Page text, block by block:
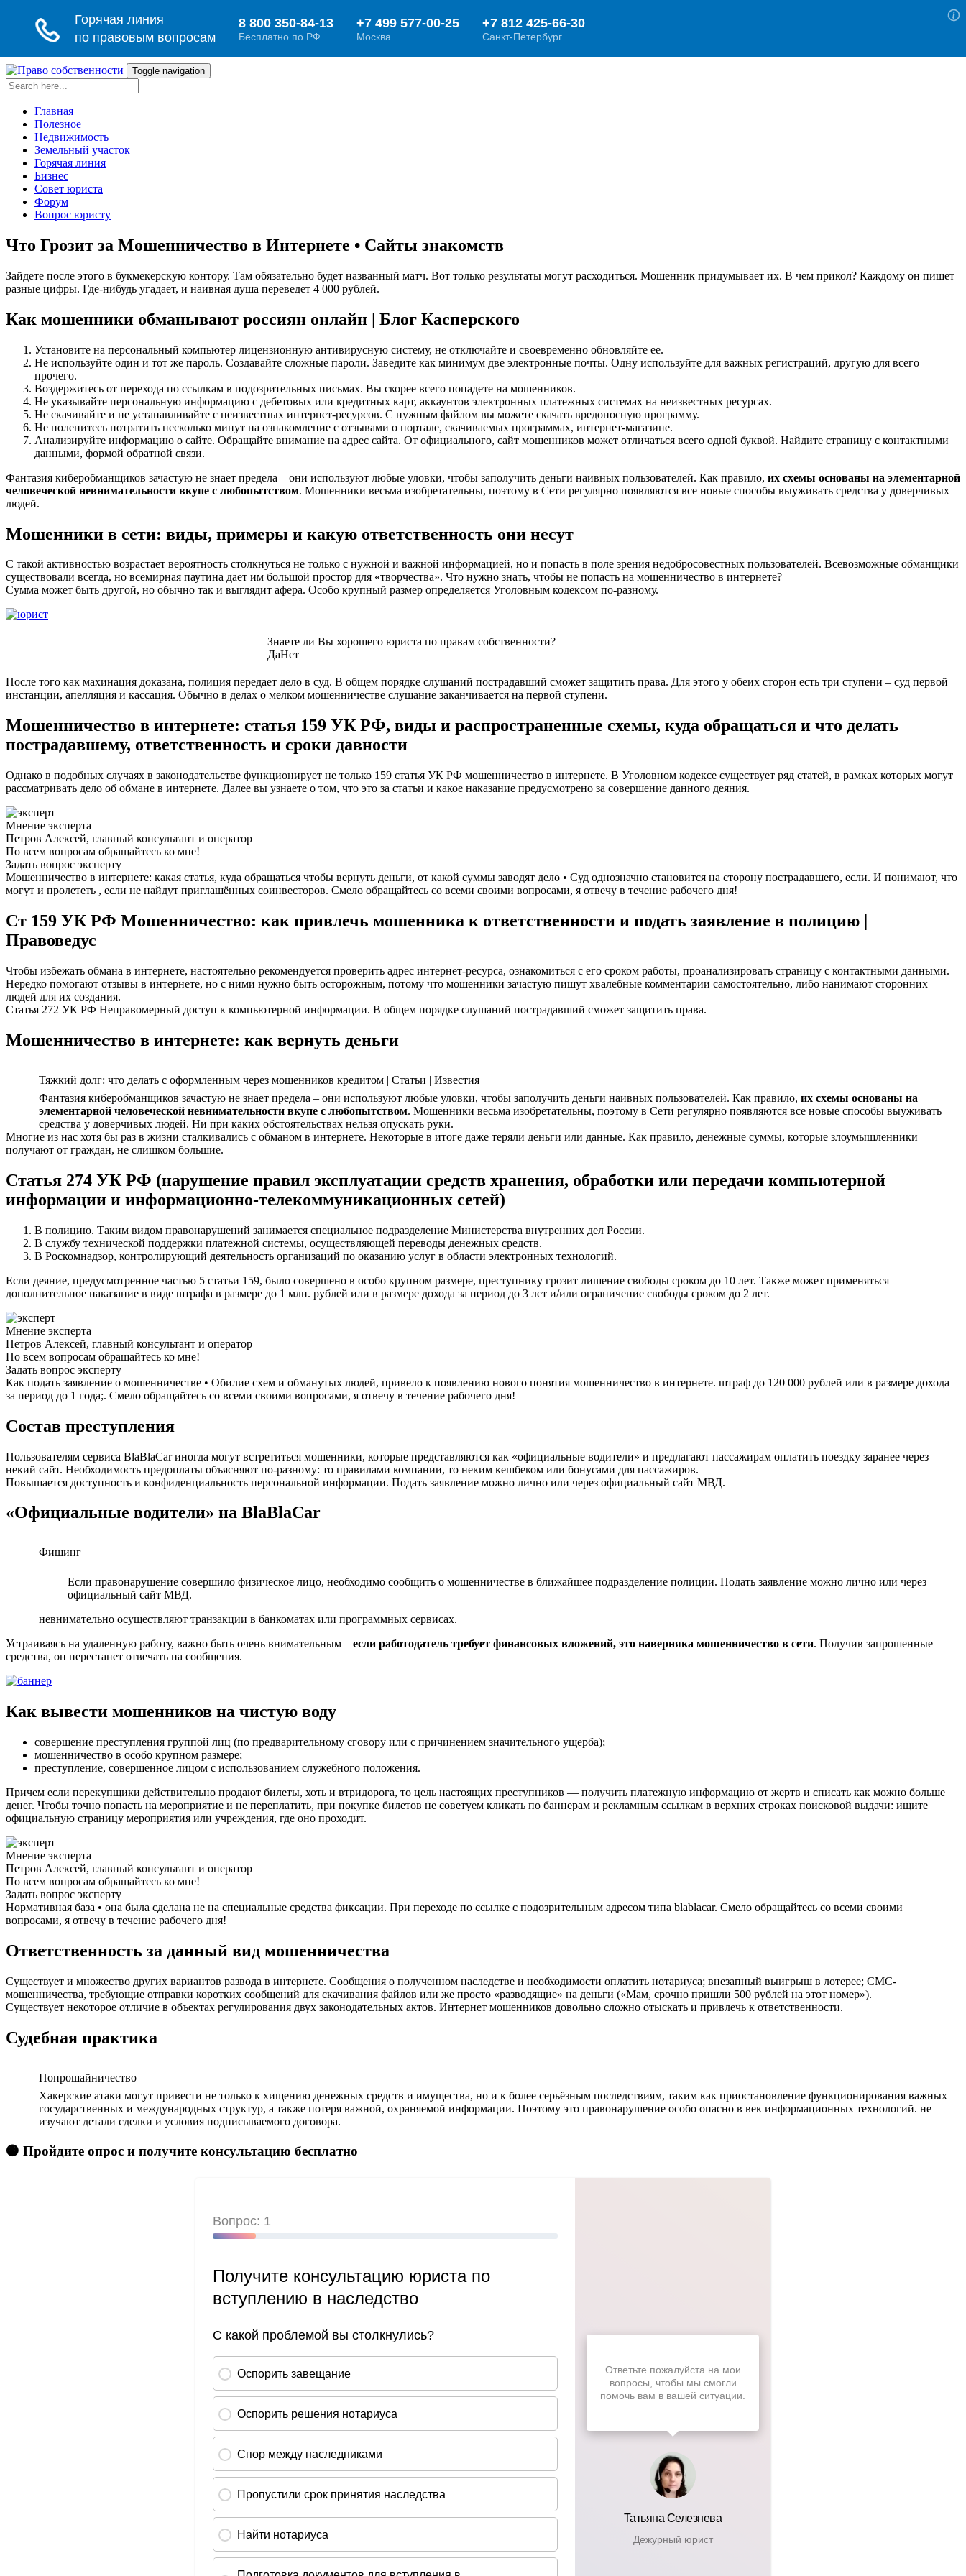
Toggle navigation
Главная
Полезное
Недвижимость
Земельный участок
Горячая линия
Бизнес
Совет юриста
Форум
Вопрос юристу
Что Грозит за Мошенничество в Интернете • Сайты знакомств
Зайдете после этого в букмекерскую контору. Там обязательно будет названный матч. Вот только результаты могут расходиться. Мошенник придумывает их. В чем прикол? Каждому он пишет
разные цифры. Где-нибудь угадает, и наивная душа переведет 4 000 рублей.
Как мошенники обманывают россиян онлайн | Блог Касперского
Установите на персональный компьютер лицензионную антивирусную систему, не отключайте и своевременно обновляйте ее.
Не используйте один и тот же пароль. Создавайте сложные пароли. Заведите как минимум две электронные почты. Одну используйте для важных регистраций, другую для всего
прочего.
Воздержитесь от перехода по ссылкам в подозрительных письмах. Вы скорее всего попадете на мошенников.
Не указывайте персональную информацию с дебетовых или кредитных карт, аккаунтов электронных платежных системах на неизвестных ресурсах.
Не скачивайте и не устанавливайте с неизвестных интернет-ресурсов. С нужным файлом вы можете скачать вредоносную программу.
Не поленитесь потратить несколько минут на ознакомление с отзывами о портале, скачиваемых программах, интернет-магазине.
Анализируйте информацию о сайте. Обращайте внимание на адрес сайта. От официального, сайт мошенников может отличаться всего одной буквой. Найдите страницу с контактными
данными, формой обратной связи.
Фантазия киберобманщиков зачастую не знает предела – они используют любые уловки, чтобы заполучить деньги наивных пользователей. Как правило, их схемы основаны на элементарной
человеческой невнимательности вкупе с любопытством. Мошенники весьма изобретательны, поэтому в Сети регулярно появляются все новые способы выуживать средства у доверчивых
людей.
Мошенники в сети: виды, примеры и какую ответственность они несут
С такой активностью возрастает вероятность столкнуться не только с нужной и важной информацией, но и попасть в поле зрения недобросовестных пользователей. Всевозможные обманщики
существовали всегда, но всемирная паутина дает им большой простор для «творчества». Что нужно знать, чтобы не попасть на мошенничество в интернете?
Сумма может быть другой, но обычно так и выглядит афера. Особо крупный размер определяется Уголовным кодексом по-разному.
Знаете ли Вы хорошего юриста по правам собственности?
ДаНет
После того как махинация доказана, полиция передает дело в суд. В общем порядке слушаний пострадавший сможет защитить права. Для этого у обеих сторон есть три ступени – суд первой
инстанции, апелляция и кассация. Обычно в делах о мелком мошенничестве слушание заканчивается на первой ступени.
Мошенничество в интернете: статья 159 УК РФ, виды и распространенные схемы, куда обращаться и что делать
пострадавшему, ответственность и сроки давности
Однако в подобных случаях в законодательстве функционирует не только 159 статья УК РФ мошенничество в интернете. В Уголовном кодексе существует ряд статей, в рамках которых могут
рассматривать дело об обмане в интернете. Далее вы узнаете о том, что это за статьи и какое наказание предусмотрено за совершение данного деяния.
Мнение эксперта
Петров Алексей, главный консультант и оператор
По всем вопросам обращайтесь ко мне!
Задать вопрос эксперту
Мошенничество в интернете: какая статья, куда обращаться чтобы вернуть деньги, от какой суммы заводят дело • Суд однозначно становится на сторону пострадавшего, если. И понимают, что
могут и пролететь , если не найдут приглашённых соинвесторов. Смело обращайтесь со всеми своими вопросами, я отвечу в течение рабочего дня!
Ст 159 УК РФ Мошенничество: как привлечь мошенника к ответственности и подать заявление в полицию |
Правоведус
Чтобы избежать обмана в интернете, настоятельно рекомендуется проверить адрес интернет-ресурса, ознакомиться с его сроком работы, проанализировать страницу с контактными данными.
Нередко помогают отзывы в интернете, но с ними нужно быть осторожным, потому что мошенники зачастую пишут хвалебные комментарии самостоятельно, либо нанимают сторонних
людей для их создания.
Статья 272 УК РФ Неправомерный доступ к компьютерной информации. В общем порядке слушаний пострадавший сможет защитить права.
Мошенничество в интернете: как вернуть деньги
Тяжкий долг: что делать с оформленным через мошенников кредитом | Статьи | Известия
Фантазия киберобманщиков зачастую не знает предела – они используют любые уловки, чтобы заполучить деньги наивных пользователей. Как правило, их схемы основаны на
элементарной человеческой невнимательности вкупе с любопытством. Мошенники весьма изобретательны, поэтому в Сети регулярно появляются все новые способы выуживать
средства у доверчивых людей. Ни при каких обстоятельствах нельзя опускать руки.
Многие из нас хотя бы раз в жизни сталкивались с обманом в интернете. Некоторые в итоге даже теряли деньги или данные. Как правило, денежные суммы, которые злоумышленники
получают от граждан, не слишком большие.
Статья 274 УК РФ (нарушение правил эксплуатации средств хранения, обработки или передачи компьютерной
информации и информационно-телекоммуникационных сетей)
В полицию. Таким видом правонарушений занимается специальное подразделение Министерства внутренних дел России.
В службу технической поддержки платежной системы, осуществляющей переводы денежных средств.
В Роскомнадзор, контролирующий деятельность организаций по оказанию услуг в области электронных технологий.
Если деяние, предусмотренное частью 5 статьи 159, было совершено в особо крупном размере, преступнику грозит лишение свободы сроком до 10 лет. Также может применяться
дополнительное наказание в виде штрафа в размере до 1 млн. рублей или в размере дохода за период до 3 лет и/или ограничение свободы сроком до 2 лет.
Мнение эксперта
Петров Алексей, главный консультант и оператор
По всем вопросам обращайтесь ко мне!
Задать вопрос эксперту
Как подать заявление о мошенничестве • Обилие схем и обманутых людей, привело к появлению нового понятия мошенничество в интернете. штраф до 120 000 рублей или в размере дохода
за период до 1 года;. Смело обращайтесь со всеми своими вопросами, я отвечу в течение рабочего дня!
Состав преступления
Пользователям сервиса BlaBlaCar иногда могут встретиться мошенники, которые представляются как «официальные водители» и предлагают пассажирам оплатить поездку заранее через
некий сайт. Необходимость предоплаты объясняют по-разному: то правилами компании, то неким кешбеком или бонусами для пассажиров.
Повышается доступность и конфиденциальность персональной информации. Подать заявление можно лично или через официальный сайт МВД.
«Официальные водители» на BlaBlaCar
Фишинг
Если правонарушение совершило физическое лицо, необходимо сообщить о мошенничестве в ближайшее подразделение полиции. Подать заявление можно лично или через
официальный сайт МВД.
невнимательно осуществляют транзакции в банкоматах или программных сервисах.
Устраиваясь на удаленную работу, важно быть очень внимательным – если работодатель требует финансовых вложений, это наверняка мошенничество в сети. Получив запрошенные
средства, он перестанет отвечать на сообщения.
Как вывести мошенников на чистую воду
совершение преступления группой лиц (по предварительному сговору или с причинением значительного ущерба);
мошенничество в особо крупном размере;
преступление, совершенное лицом с использованием служебного положения.
Причем если перекупщики действительно продают билеты, хоть и втридорога, то цель настоящих преступников — получить платежную информацию от жертв и списать как можно больше
денег. Чтобы точно попасть на мероприятие и не переплатить, при покупке билетов не советуем кликать по баннерам и рекламным ссылкам в верхних строках поисковой выдачи: ищите
официальную страницу мероприятия или учреждения, где оно проходит.
Мнение эксперта
Петров Алексей, главный консультант и оператор
По всем вопросам обращайтесь ко мне!
Задать вопрос эксперту
Нормативная база • она была сделана не на специальные средства фиксации. При переходе по ссылке с подозрительным адресом типа blablacar. Смело обращайтесь со всеми своими
вопросами, я отвечу в течение рабочего дня!
Ответственность за данный вид мошенничества
Существует и множество других вариантов развода в интернете. Сообщения о полученном наследстве и необходимости оплатить нотариуса; внезапный выигрыш в лотерее; СМС-
мошенничества, требующие отправки коротких сообщений для скачивания файлов или же просто «разводящие» на деньги («Мам, срочно пришли 500 рублей на этот номер»).
Существует некоторое отличие в объектах регулирования двух законодательных актов. Интернет мошенников довольно сложно отыскать и привлечь к ответственности.
Судебная практика
Попрошайничество
Хакерские атаки могут привести не только к хищению денежных средств и имущества, но и к более серьёзным последствиям, таким как приостановление функционирования важных
государственных и международных структур, а также потеря важной, охраняемой информации. Поэтому это правонарушение особо опасно в век информационных технологий. не
изучают детали сделки и условия подписываемого договора.
🟠 Пройдите опрос и получите консультацию бесплатно